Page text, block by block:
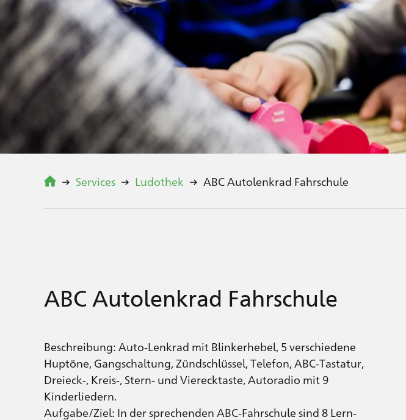
Services Ludothek ABC Autolenkrad Fahrschule
ABC Autolenkrad Fahrschule
Beschreibung: Auto-Lenkrad mit Blinkerhebel, 5 verschiedene
Huptöne, Gangschaltung, Zündschlüssel, Telefon, ABC-Tastatur,
Dreieck-, Kreis-, Stern- und Vierecktaste, Autoradio mit 9
Kinderliedern.
Aufgabe/Ziel: In der sprechenden ABC-Fahrschule sind 8 Lern-